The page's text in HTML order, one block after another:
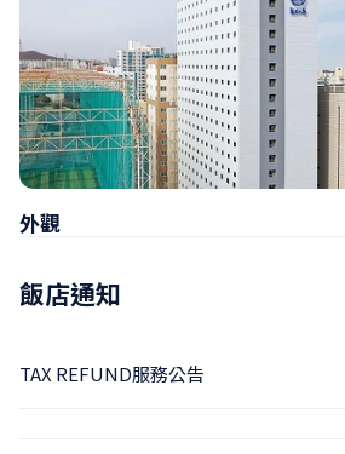
外觀
飯店通知
TAX REFUND服務公告